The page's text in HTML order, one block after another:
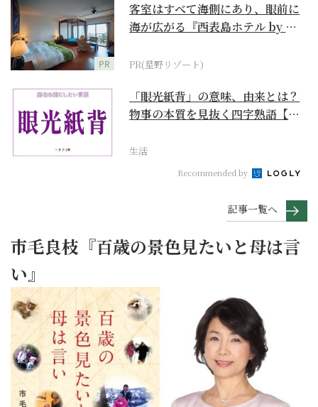
PR
客室はすべて海側にあり、眼前に
海が広がる『西表島ホテル by 星
PR(星野リゾート)
「眼光紙背」の意味、由来とは？
物事の本質を見抜く四字熟語【座
生活
Recommended by
記事一覧へ
市毛良枝『百歳の景色見たいと母は言
い』